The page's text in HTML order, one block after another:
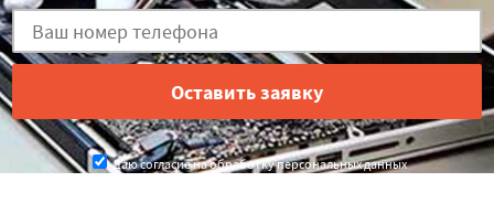
Даю согласие на обработку персональных данных